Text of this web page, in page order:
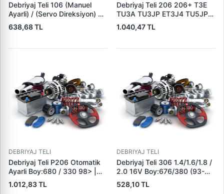
Debriyaj Teli 106 (Manuel
Ayarli) / (Servo Direksiyon) 96
1474 / 1237 | KRAFTVOLL
01090264 | OEM 2150Q6-
638,68 TL
Debriyaj Teli 206 206+ T3E
TU3A TU3JP ET3J4 TU5JP4
02> | KRAFTVOLL 01090223
| OEM 2150CK
1.040,47 TL
DEBRIYAJ TELI
Debriyaj Teli P206 Otomatik
Ayarli Boy:680 / 330 98> |
KRAFTVOLL 01090293 |
OEM 2150X3
1.012,83 TL
DEBRIYAJ TELI
Debriyaj Teli 306 1.4/1.6/1.8 /
2.0 16V Boy:676/380 (93-
99) | KRAFTVOLL 01090225
| OEM 2150E9 2150H1
528,10 TL